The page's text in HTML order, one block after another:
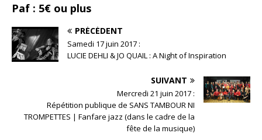
Paf : 5€ ou plus
PRÉCÉDENT
Samedi 17 juin 2017 :
LUCIE DEHLI & JO QUAIL : A Night of Inspiration
SUIVANT
Mercredi 21 juin 2017 :
Répétition publique de SANS TAMBOUR NI
TROMPETTES | Fanfare jazz (dans le cadre de la
fête de la musique)